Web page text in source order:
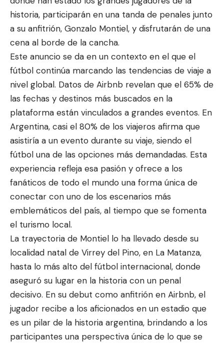
historia, participarán en una tanda de penales junto
a su anfitrión, Gonzalo Montiel, y disfrutarán de una
cena al borde de la cancha.
Este anuncio se da en un contexto en el que el
fútbol continúa marcando las tendencias de viaje a
nivel global. Datos de Airbnb revelan que el 65% de
las fechas y destinos más buscados en la
plataforma están vinculados a grandes eventos. En
Argentina, casi el 80% de los viajeros afirma que
asistiría a un evento durante su viaje, siendo el
fútbol una de las opciones más demandadas. Esta
experiencia refleja esa pasión y ofrece a los
fanáticos de todo el mundo una forma única de
conectar con uno de los escenarios más
emblemáticos del país, al tiempo que se fomenta
el turismo local.
La trayectoria de Montiel lo ha llevado desde su
localidad natal de Virrey del Pino, en La Matanza,
hasta lo más alto del fútbol internacional, donde
aseguró su lugar en la historia con un penal
decisivo. En su debut como anfitrión en Airbnb, el
jugador recibe a los aficionados en un estadio que
es un pilar de la historia argentina, brindando a los
participantes una perspectiva única de lo que se